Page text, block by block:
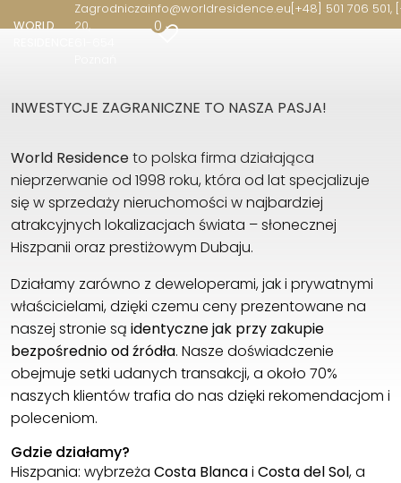
WORLD
Zagrodnicza
20
info@worldresidence.eu[+48] 501 706
0
[+48] 501 706 501, [+34] 654 77 55 33
INWESTYCJE ZAGRANICZNE TO NASZA PASJA!
World Residenceto polska firma działająca
nieprzerwanie od 1998 roku, która od lat specjalizuje
się w sprzedaży nieruchomości w najbardziej
atrakcyjnych lokalizacjach świata – słonecznej
Hiszpanii oraz prestiżowym Dubaju.
Działamy zarówno z deweloperami, jak i prywatnymi
właścicielami, dzięki czemu ceny prezentowane na
naszej stronie są identyczne jak przy zakupie
bezpośrednio od źródła. Nasze doświadczenie
obejmuje setki udanych transakcji, a około 70%
naszych klientów trafia do nas dzięki rekomendacjom i
poleceniom.
Gdzie działamy?
Hiszpania: wybrzeża Costa Blancai Costa del Sol, a